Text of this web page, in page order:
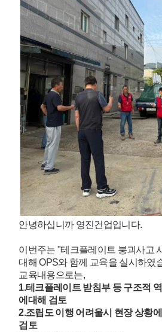
안녕하십니까 영진건업입니다.
이번주는 "테크플레이트 붕괴사고
대해 OPS와 함께 교육을 실시하였
교육내용으로는,
1.테크플레이트 받침부 등 구조적
에대해 검토
2.조립도 이행 어려울시 현장 상황
검토